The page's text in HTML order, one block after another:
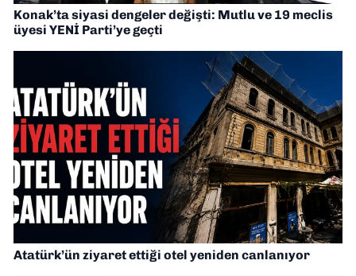
Konak’ta siyasi dengeler değişti: Mutlu ve 19 meclis
üyesi YENİ Parti’ye geçti
Atatürk’ün ziyaret ettiği otel yeniden canlanıyor